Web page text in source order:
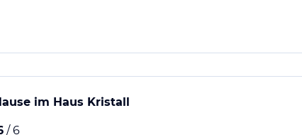
im Haus Kristall
/ 6